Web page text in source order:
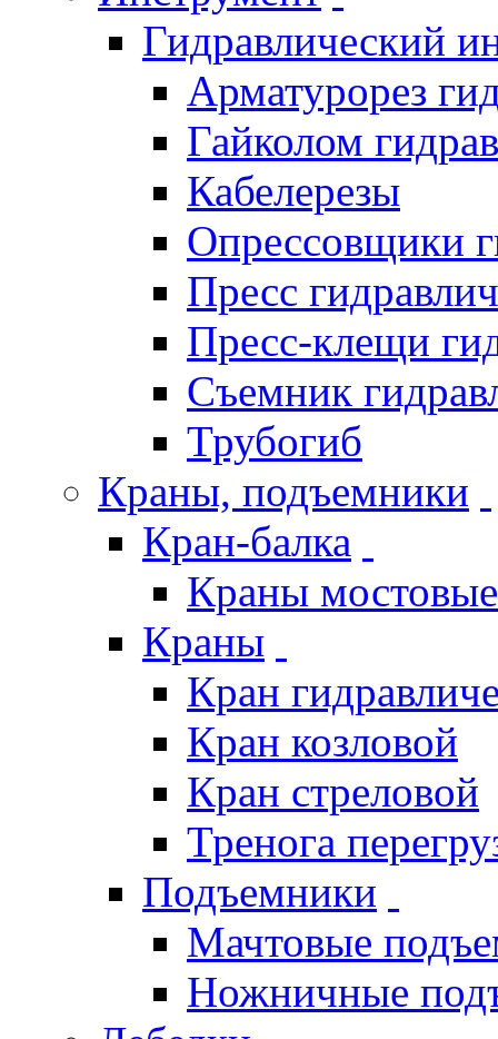
Гидравлический
Арматурорез
Гайколом
Кабелерезы
Опрессовщики
Пресс
Пресс-клещи
Съемник
Трубогиб
Краны, подъемники
Кран-балка
Краны
Краны
Кран
Кран козловой
Кран стреловой
Тренога
Подъемники
Мачтовые
Ножничные